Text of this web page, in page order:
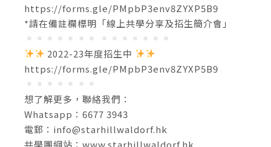
https://forms.gle/PMpbP3env8ZYXP5B9
*請在備註欄標明「線上共學分享及招生簡介會」
2022-23年度招生中
https://forms.gle/PMpbP3env8ZYXP5B9
想了解更多，聯絡我們：
Whatsapp：6677 3943
電郵： info@starhillwaldorf.hk
共學團網站：www.starhillwaldorf.hk